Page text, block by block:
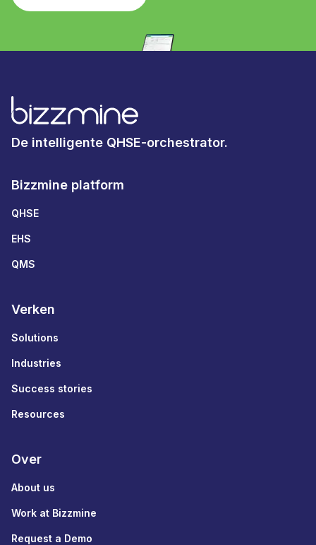
De intelligente QHSE-orchestrator.
Bizzmine platform
QHSE
EHS
QMS
Verken
Solutions
Industries
Success stories
Resources
Over
About us
Work at Bizzmine
Request a Demo